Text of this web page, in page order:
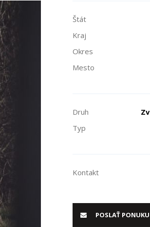
Štát
Kraj
Okres
Mesto
Druh
Typ
Kontakt
POSLAŤ